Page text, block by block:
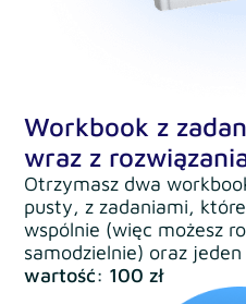
Workbook z
wraz z
Otrzymasz dwa
pusty, z zadaniami,
wspólnie (więc możesz
samodzielnie) oraz
wartość: 100 zł